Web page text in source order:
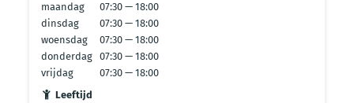
maandag
07:30 — 18:00
dinsdag
07:30 — 18:00
woensdag
07:30 — 18:00
donderdag 07:30 — 18:00
vrijdag
07:30 — 18:00
Leeftijd